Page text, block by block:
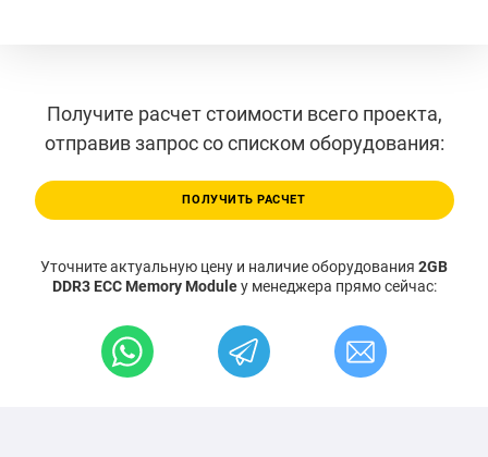
Получите расчет стоимости всего проекта,
отправив запрос со списком оборудования:
ПОЛУЧИТЬ РАСЧЕТ
Уточните актуальную цену и наличие оборудования 2GB
DDR3 ECC Memory Moduleу менеджера прямо сейчас: